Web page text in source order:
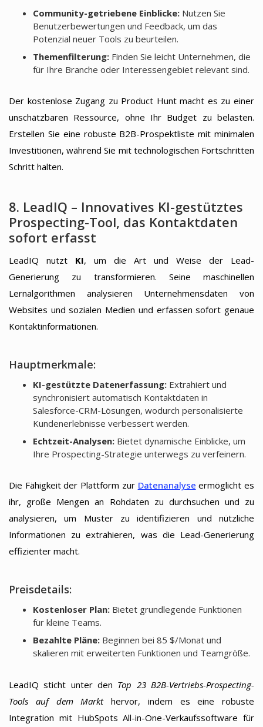
Community-getriebene Einblicke:Nutzen Sie
Benutzerbewertungen und Feedback, um das
Potenzial neuer Tools zu beurteilen.
Themenfilterung:Finden Sie leicht Unternehmen, die
für Ihre Branche oder Interessengebiet relevant sind.
Der kostenlose Zugang zu Product Hunt macht es zu einer
unschätzbaren Ressource, ohne Ihr Budget zu belasten.
Erstellen Sie eine robuste B2B-Prospektliste mit minimalen
Investitionen, während Sie mit technologischen Fortschritten
Schritt halten.
8. LeadIQ – Innovatives KI-gestütztes
Prospecting-Tool, das Kontaktdaten
sofort erfasst
LeadIQ nutzt KI, um die Art und Weise der Lead-
Generierung zu transformieren. Seine maschinellen
Lernalgorithmen analysieren Unternehmensdaten von
Websites und sozialen Medien und erfassen sofort genaue
Kontaktinformationen.
Hauptmerkmale:
KI-gestützte Datenerfassung:Extrahiert und
synchronisiert automatisch Kontaktdaten in
Salesforce-CRM-Lösungen, wodurch personalisierte
Kundenerlebnisse verbessert werden.
Echtzeit-Analysen:Bietet dynamische Einblicke, um
Ihre Prospecting-Strategie unterwegs zu verfeinern.
Die Fähigkeit der Plattform zur Datenanalyse ermöglicht es
ihr, große Mengen an Rohdaten zu durchsuchen und zu
analysieren, um Muster zu identifizieren und nützliche
Informationen zu extrahieren, was die Lead-Generierung
effizienter macht.
Preisdetails:
Kostenloser Plan:Bietet grundlegende Funktionen
für kleine Teams.
Bezahlte Pläne:Beginnen bei 85 $/Monat und
skalieren mit erweiterten Funktionen und Teamgröße.
LeadIQ sticht unter den Top 23 B2B-Vertriebs-Prospecting-
Tools auf dem Markthervor, indem es eine robuste
Integration mit HubSpots All-in-One-Verkaufssoftware für